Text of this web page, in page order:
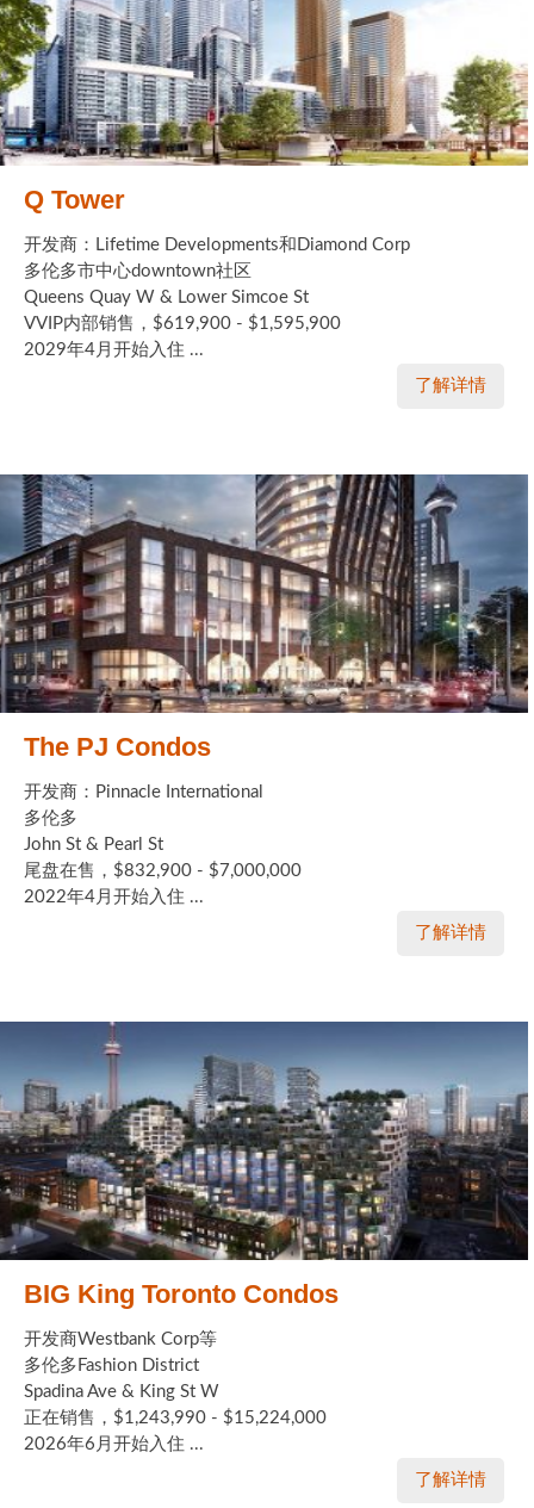
Q Tower
开发商：Lifetime Developments和Diamond Corp
多伦多市中心downtown社区
Queens Quay W & Lower Simcoe St
VVIP内部销售，$619,900 - $1,595,900
2029年4月开始入住 ...
了解详情
The PJ Condos
开发商：Pinnacle International
多伦多
John St & Pearl St
尾盘在售，$832,900 - $7,000,000
2022年4月开始入住 ...
了解详情
BIG King Toronto Condos
开发商Westbank Corp等
多伦多Fashion District
Spadina Ave & King St W
正在销售，$1,243,990 - $15,224,000
2026年6月开始入住 ...
了解详情